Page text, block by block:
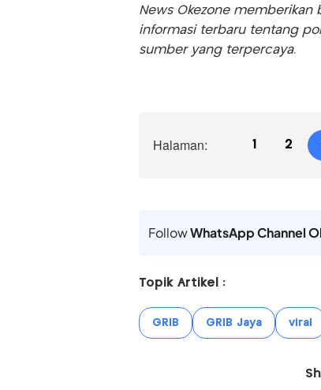
News Okezone
informasi terbaru tentang
sumber yang terpercaya.
Halaman: 1 2
FollowWhatsApp Channel
Topik Artikel :
GRIB GRIB Jaya viral